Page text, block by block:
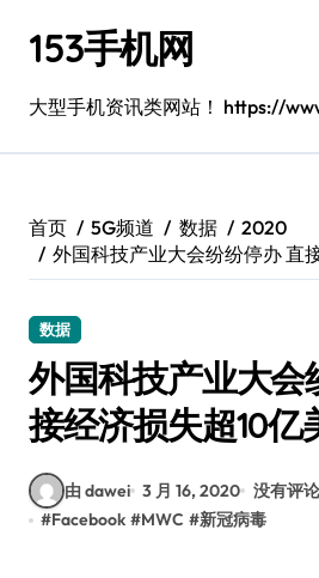
153手机网
大型手机资讯类网站！ https://
首页 5G频道 数据
2020
外国科技产业大会纷纷停办 直
数据
外国科技产业大会
接经济损失超10亿
由 dawei 3 月 16, 2020 没有评论
#Facebook #MWC #新冠病毒